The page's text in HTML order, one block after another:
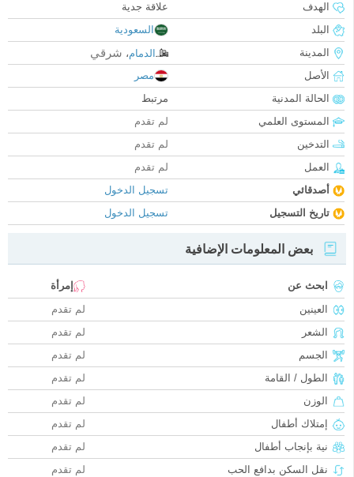
الهدف
علاقة جدية
البلد
السعودية
المدينة
الدمام، شرقي
الأصل
مصر
الحالة المدنية
مرتبط
المستوى العلمي
لم تقدم
التدخين
لم تقدم
العمل
لم تقدم
أصدقائي
تسجيل الدخول
تاريخ التسجيل
تسجيل الدخول
بعض المعلومات الإضافية
ابحث عن
إمرأة
العينين
لم تقدم
الشعر
لم تقدم
الجسم
لم تقدم
الطول / القامة
لم تقدم
الوزن
لم تقدم
إمتلاك أطفال
لم تقدم
نية بإنجاب أطفال
لم تقدم
نقل السكن بدافع الحب
لم تقدم